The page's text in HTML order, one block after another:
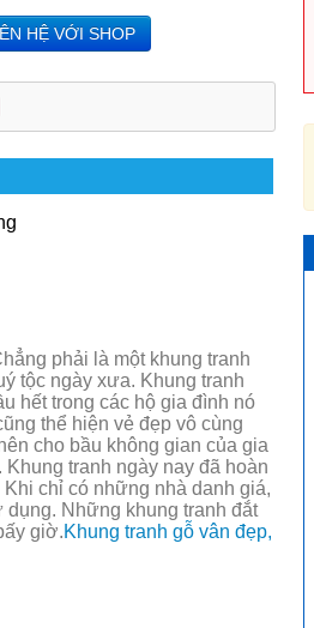
HỆ VỚI SHOP
phải là một khung tranh
tộc ngày xưa. Khung tranh
hết trong các hộ gia đình nó
thể hiện vẻ đẹp vô cùng
cho bầu không gian của gia
tranh ngày nay đã hoàn
chỉ có những nhà danh giá,
Những khung tranh đắt
giờ.Khung tranh gỗ vân đẹp,